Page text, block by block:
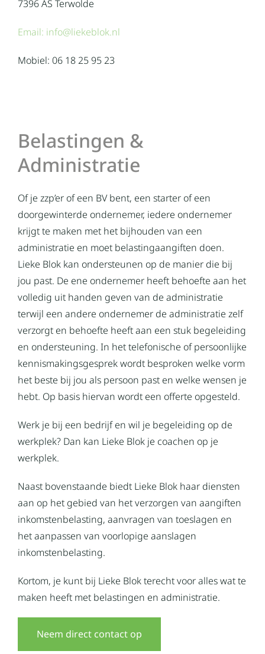
7396 AS Terwolde
Email: info@liekeblok.nl
Mobiel: 06 18 25 95 23
Belastingen &
Administratie
Of je zzp’er of een BV bent, een starter of een
doorgewinterde ondernemer, iedere ondernemer
krijgt te maken met het bijhouden van een
administratie en moet belastingaangiften doen.
Lieke Blok kan ondersteunen op de manier die bij
jou past. De ene ondernemer heeft behoefte aan het
volledig uit handen geven van de administratie
terwijl een andere ondernemer de administratie zelf
verzorgt en behoefte heeft aan een stuk begeleiding
en ondersteuning. In het telefonische of persoonlijke
kennismakingsgesprek wordt besproken welke vorm
het beste bij jou als persoon past en welke wensen je
hebt. Op basis hiervan wordt een offerte opgesteld.
Werk je bij een bedrijf en wil je begeleiding op de
werkplek? Dan kan Lieke Blok je coachen op je
werkplek.
Naast bovenstaande biedt Lieke Blok haar diensten
aan op het gebied van het verzorgen van aangiften
inkomstenbelasting, aanvragen van toeslagen en
het aanpassen van voorlopige aanslagen
inkomstenbelasting.
Kortom, je kunt bij Lieke Blok terecht voor alles wat te
maken heeft met belastingen en administratie.
Neem direct contact op